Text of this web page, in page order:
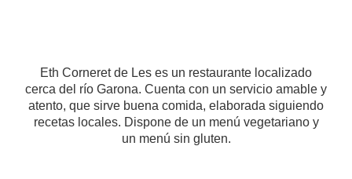
Eth Corneret de Les es un restaurante localizado
cerca del río Garona. Cuenta con un servicio amable y
atento, que sirve buena comida, elaborada siguiendo
recetas locales. Dispone de un menú vegetariano y
un menú sin gluten.